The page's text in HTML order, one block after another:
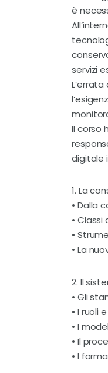
è
servizi
Il corso
digitale
1. La
• Dalla
• Classi
•
• La
2. Il
• Gli
• I ruoli
• I
• Il
• I